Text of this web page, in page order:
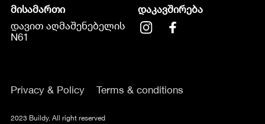
მისამართი
დავით აღმაშენებელის
N61
დაკავშირება
Privacy & Policy Terms & conditions
2023 Buildy. All right reserved